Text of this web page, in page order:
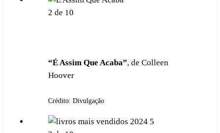
2 de 10
“É Assim Que Acaba”, de Colleen
Hoover
Crédito: Divulgação